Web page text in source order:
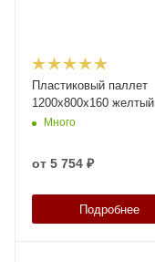
Пластиковый паллет
1200х800х160 желтый
Много
от 5 754 ₽
Подробнее